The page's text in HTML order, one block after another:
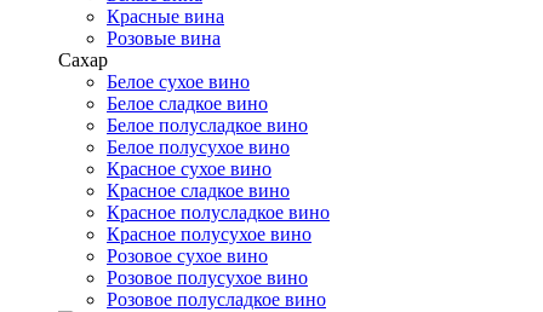
Красные вина
Розовые вина
Сахар
Белое сухое вино
Белое сладкое вино
Белое полусладкое вино
Белое полусухое вино
Красное сухое вино
Красное сладкое вино
Красное полусладкое вино
Красное полусухое вино
Розовое сухое вино
Розовое полусухое вино
Розовое полусладкое вино